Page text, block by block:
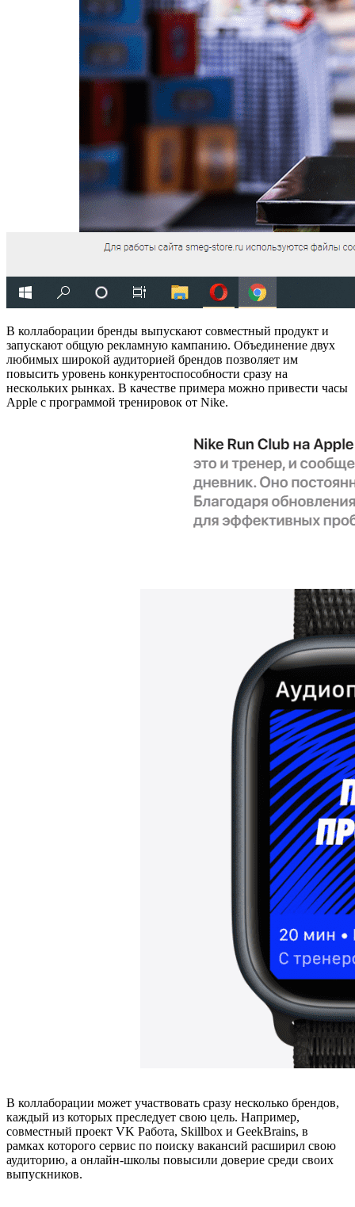
В коллаборации бренды выпускают совместный продукт и
запускают общую рекламную кампанию. Объединение двух
любимых широкой аудиторией брендов позволяет им
повысить уровень конкурентоспособности сразу на
нескольких рынках. В качестве примера можно привести часы
Apple с программой тренировок от Nike.
В коллаборации может участвовать сразу несколько брендов,
каждый из которых преследует свою цель. Например,
совместный проект VK Работа, Skillbox и GeekBrains, в
рамках которого сервис по поиску вакансий расширил свою
аудиторию, а онлайн-школы повысили доверие среди своих
выпускников.